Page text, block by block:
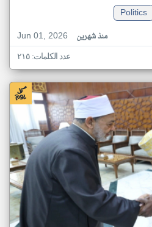
Politics
Jun 01, 2026
منذ شهرين
عدد الكلمات: ٢١٥